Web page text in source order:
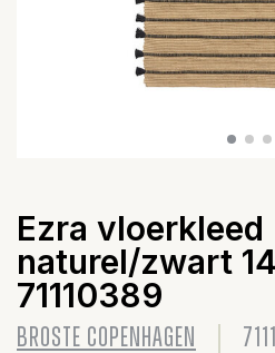
Ezra vloerkleed
naturel/zwart
71110389
BROSTE COPENHAGEN